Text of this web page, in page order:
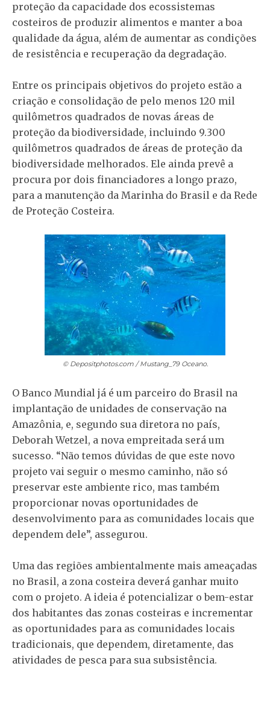
proteção da capacidade dos ecossistemas
costeiros de produzir alimentos e manter a boa
qualidade da água, além de aumentar as condições
de resistência e recuperação da degradação.
Entre os principais objetivos do projeto estão a
criação e consolidação de pelo menos 120 mil
quilômetros quadrados de novas áreas de
proteção da biodiversidade, incluindo 9.300
quilômetros quadrados de áreas de proteção da
biodiversidade melhorados. Ele ainda prevê a
procura por dois financiadores a longo prazo,
para a manutenção da Marinha do Brasil e da Rede
de Proteção Costeira.
© Depositphotos.com / Mustang_79Oceano.
O Banco Mundial já é um parceiro do Brasil na
implantação de unidades de conservação na
Amazônia, e, segundo sua diretora no país,
Deborah Wetzel, a nova empreitada será um
sucesso. “Não temos dúvidas de que este novo
projeto vai seguir o mesmo caminho, não só
preservar este ambiente rico, mas também
proporcionar novas oportunidades de
desenvolvimento para as comunidades locais que
dependem dele”, assegurou.
Uma das regiões ambientalmente mais ameaçadas
no Brasil, a zona costeira deverá ganhar muito
com o projeto. A ideia é potencializar o bem-estar
dos habitantes das zonas costeiras e incrementar
as oportunidades para as comunidades locais
tradicionais, que dependem, diretamente, das
atividades de pesca para sua subsistência.